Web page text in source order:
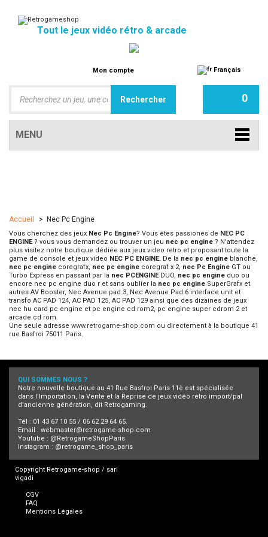
Tout le jeux vidéo rétro & arcade
Mon compte Français
0
MENU
Accueil > Nec Pc Engine
Vous cherchez des jeux Nec Pc Engine? Vous êtes passionés de NEC PC
ENGINE? vous vous demandez ou trouver un jeu nec pc engine ? N'attendez
plus visitez notre boutique dédiée aux jeux video retro et proposant toute la
game de console et jeux video NEC PC ENGINE. De la nec pc engine blanche,
nec pc engine coregrafx, nec pc engine coregraf x 2, nec Pc Engine GT ou
Turbo Express en passant par la nec PCENGINEDUO, nec pc engine duo ou
encore nec pc engine duo r et sans oublier la nec pc engine SuperGrafx et
autres AV Booster, Nec Avenue pad 3, Nec Avenue Pad 6 interface unit et
transfo AC PAD 124, AC PAD 125, AC PAD 129 ainsi que des dizaines de jeux
nec hu card pc engine et pc engine cd rom2, pc engine super cdrom 2 et
arcade cd rom.
Une seule adresse www.retrogame-shop.com ou directement à la boutique 41
rue Basfroi 75011 Paris.
QUI SOMMES NOUS ?
Notre nouvelle boutique au 41 Rue Basfroi Paris 11è est spécialisée
dans l'Importation, la Vente et la Reprise de jeux vidéo rétro import/pal
d'ancienne génération, dit Retrogaming.
Tél : 01 43 67 10 55 / 06 62 29 64 65.
Email : webmaster@retrogame-shop.com
Youtube : @RetrogameShopParis
Instagram : @retrogame_shop_paris
Copyright Retrogame-shop / sarl
vigadi
CGV
FAQ
Mentions Légales